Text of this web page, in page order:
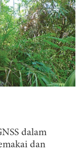
dalam
dan